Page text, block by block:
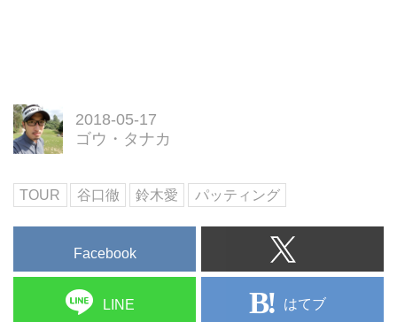
2018-05-17
ゴウ・タナカ
TOUR 谷口徹 鈴木愛 パッティング
Facebook
LINE はてブ